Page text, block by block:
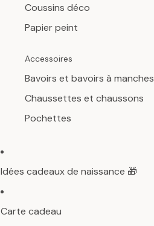
Coussins déco
Papier peint
Accessoires
Bavoirs et bavoirs à manches
Chaussettes et chaussons
Pochettes
Idées cadeaux de naissance 🎁
Carte cadeau